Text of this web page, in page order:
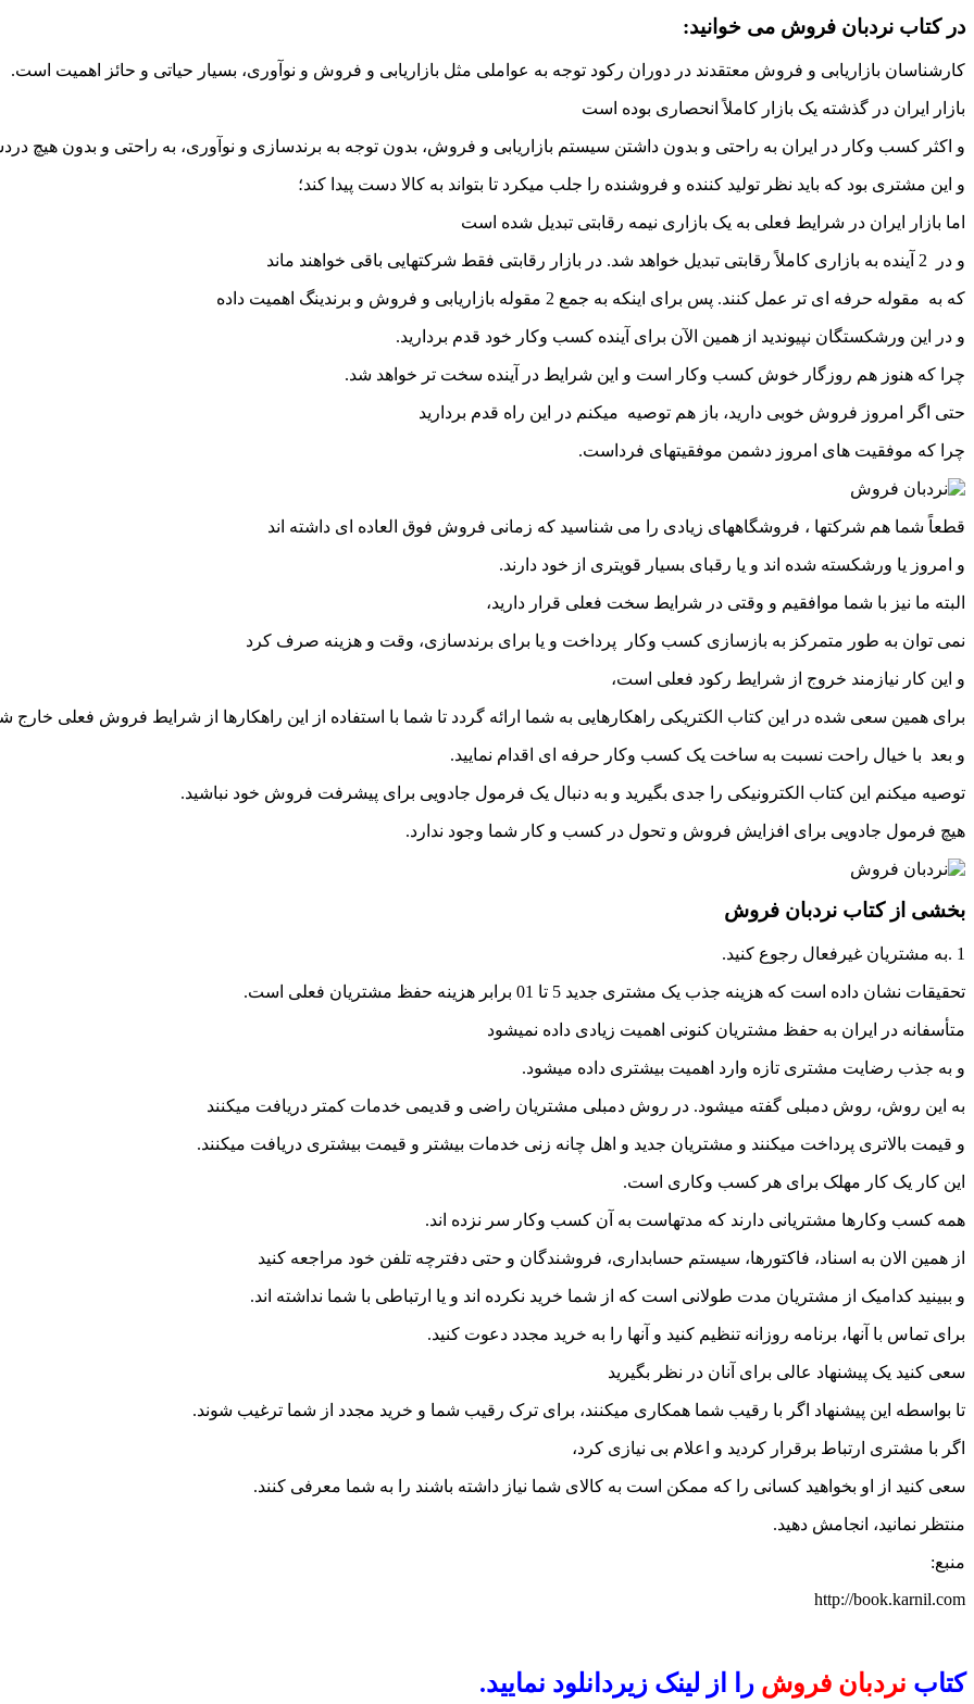
در کتاب نردبان فروش می خوانید:
کارشناسان بازاریابی و فروش معتقدند در دوران رکود توجه به عواملی مثل بازاریابی و فروش و نوآوری، بسیار حیاتی و حائز اهمیت است.
بازار ایران در گذشته یک بازار کاملاً انحصاری بوده است
و اکثر کسب وکار در ایران به راحتی و بدون داشتن سیستم بازاریابی و فروش، بدون توجه به برندسازی و نوآوری، به راحتی و بدون هیچ
و این مشتری بود که باید نظر تولید کننده و فروشنده را جلب میکرد تا بتواند به کالا دست پیدا کند؛
اما بازار ایران در شرایط فعلی به یک بازاری نیمه رقابتی تبدیل شده است
و در 2 آینده به بازاری کاملاً رقابتی تبدیل خواهد شد. در بازار رقابتی فقط شرکتهایی باقی خواهند ماند
که به مقوله حرفه ای تر عمل کنند. پس برای اینکه به جمع 2 مقوله بازاریابی و فروش و برندینگ اهمیت داده
و در این ورشکستگان نپیوندید از همین الآن برای آینده کسب وکار خود قدم بردارید.
چرا که هنوز هم روزگار خوش کسب وکار است و این شرایط در آینده سخت تر خواهد شد.
حتی اگر امروز فروش خوبی دارید، باز هم توصیه میکنم در این راه قدم بردارید
چرا که موفقیت های امروز دشمن موفقیتهای فرداست.
قطعاً شما هم شرکتها ، فروشگاههای زیادی را می شناسید که زمانی فروش فوق العاده ای داشته اند
و امروز یا ورشکسته شده اند و یا رقبای بسیار قویتری از خود دارند.
البته ما نیز با شما موافقیم و وقتی در شرایط سخت فعلی قرار دارید،
نمی توان به طور متمرکز به بازسازی کسب وکار پرداخت و یا برای برندسازی، وقت و هزینه صرف کرد
و این کار نیازمند خروج از شرایط رکود فعلی است،
برای همین سعی شده در این کتاب الکتریکی راهکارهایی به شما ارائه گردد تا شما با استفاده از این راهکارها از شرایط فروش فعلی خارج
و بعد با خیال راحت نسبت به ساخت یک کسب وکار حرفه ای اقدام نمایید.
توصیه میکنم این کتاب الکترونیکی را جدی بگیرید و به دنبال یک فرمول جادویی برای پیشرفت فروش خود نباشید.
هیچ فرمول جادویی برای افزایش فروش و تحول در کسب و کار شما وجود ندارد.
بخشی از کتاب نردبان فروش
1 .به مشتریان غیرفعال رجوع کنید.
تحقیقات نشان داده است که هزینه جذب یک مشتری جدید 5 تا 01 برابر هزینه حفظ مشتریان فعلی است.
متأسفانه در ایران به حفظ مشتریان کنونی اهمیت زیادی داده نمیشود
و به جذب رضایت مشتری تازه وارد اهمیت بیشتری داده میشود.
به این روش، روش دمبلی گفته میشود. در روش دمبلی مشتریان راضی و قدیمی خدمات کمتر دریافت میکنند
و قیمت بالاتری پرداخت میکنند و مشتریان جدید و اهل چانه زنی خدمات بیشتر و قیمت بیشتری دریافت میکنند.
این کار یک کار مهلک برای هر کسب وکاری است.
همه کسب وکارها مشتریانی دارند که مدتهاست به آن کسب وکار سر نزده اند.
از همین الان به اسناد، فاکتورها، سیستم حسابداری، فروشندگان و حتی دفترچه تلفن خود مراجعه کنید
و ببینید کدامیک از مشتریان مدت طولانی است که از شما خرید نکرده اند و یا ارتباطی با شما نداشته اند.
برای تماس با آنها، برنامه روزانه تنظیم کنید و آنها را به خرید مجدد دعوت کنید.
سعی کنید یک پیشنهاد عالی برای آنان در نظر بگیرید
تا بواسطه این پیشنهاد اگر با رقیب شما همکاری میکنند، برای ترک رقیب شما و خرید مجدد از شما ترغیب شوند.
اگر با مشتری ارتباط برقرار کردید و اعلام بی نیازی کرد،
سعی کنید از او بخواهید کسانی را که ممکن است به کالای شما نیاز داشته باشند را به شما معرفی کنند.
منتظر نمانید، انجامش دهید.
منبع:
http://book.karnil.com
کتاب نردبان فروش را از لینک زیر دانلود نمایید.